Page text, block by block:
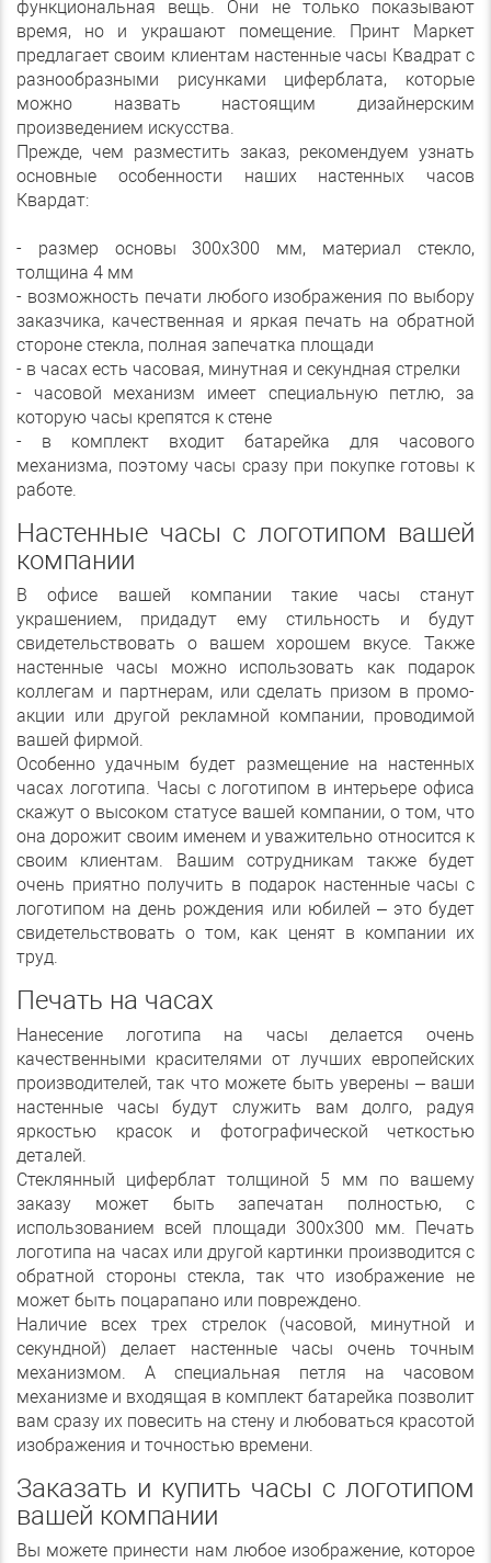
функциональная вещь. Они не только показывают
время, но и украшают помещение. Принт Маркет
предлагает своим клиентам настенные часы Квадрат с
разнообразными рисунками циферблата, которые
можно назвать настоящим дизайнерским
произведением искусства.
Прежде, чем разместить заказ, рекомендуем узнать
основные особенности наших настенных часов
Квардат:
- размер основы 300х300 мм, материал стекло,
толщина 4 мм
- возможность печати любого изображения по выбору
заказчика, качественная и яркая печать на обратной
стороне стекла, полная запечатка площади
- в часах есть часовая, минутная и секундная стрелки
- часовой механизм имеет специальную петлю, за
которую часы крепятся к стене
- в комплект входит батарейка для часового
механизма, поэтому часы сразу при покупке готовы к
работе.
Настенные часы с логотипом вашей
компании
В офисе вашей компании такие часы станут
украшением, придадут ему стильность и будут
свидетельствовать о вашем хорошем вкусе. Также
настенные часы можно использовать как подарок
коллегам и партнерам, или сделать призом в промо-
акции или другой рекламной компании, проводимой
вашей фирмой.
Особенно удачным будет размещение на настенных
часах логотипа. Часы с логотипом в интерьере офиса
скажут о высоком статусе вашей компании, о том, что
она дорожит своим именем и уважительно относится к
своим клиентам. Вашим сотрудникам также будет
очень приятно получить в подарок настенные часы с
логотипом на день рождения или юбилей – это будет
свидетельствовать о том, как ценят в компании их
труд.
Печать на часах
Нанесение логотипа на часы делается очень
качественными красителями от лучших европейских
производителей, так что можете быть уверены – ваши
настенные часы будут служить вам долго, радуя
яркостью красок и фотографической четкостью
деталей.
Стеклянный циферблат толщиной 5 мм по вашему
заказу может быть запечатан полностью, с
использованием всей площади 300х300 мм. Печать
логотипа на часах или другой картинки производится с
обратной стороны стекла, так что изображение не
может быть поцарапано или повреждено.
Наличие всех трех стрелок (часовой, минутной и
секундной) делает настенные часы очень точным
механизмом. А специальная петля на часовом
механизме и входящая в комплект батарейка позволит
вам сразу их повесить на стену и любоваться красотой
изображения и точностью времени.
Заказать и купить часы с логотипом
вашей компании
Вы можете принести нам любое изображение, которое